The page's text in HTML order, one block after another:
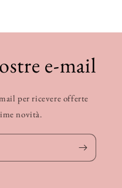
e-mail
per ricevere offerte
novità.